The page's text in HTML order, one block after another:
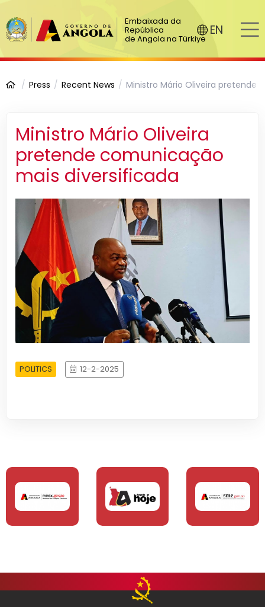
Embaixada da
República
de Angola na Türkiye
EN
Press Recent News Ministro Mário Oliveira pretende
Ministro Mário Oliveira
pretende comunicação
mais diversificada
POLITICS 12-2-2025